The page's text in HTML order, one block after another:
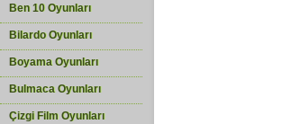
Ben 10 Oyunları
Bilardo Oyunları
Boyama Oyunları
Bulmaca Oyunları
Çizgi Film Oyunları